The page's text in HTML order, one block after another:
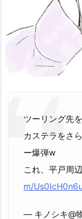
ツーリング先
カステラをさ
ー爆弾w
これ、平戸周
m/Us0IcH0n6u
— キノシキ@